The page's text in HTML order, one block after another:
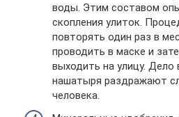
воды. Этим составом
скопления улиток.
повторять один раз в
проводить в маске и
выходить на улицу. Дело
нашатыря раздражают
человека.